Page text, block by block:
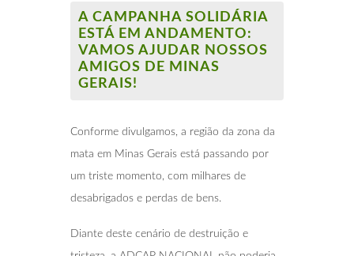
A CAMPANHA SOLIDÁRIA
ESTÁ EM ANDAMENTO:
VAMOS AJUDAR NOSSOS
AMIGOS DE MINAS
GERAIS!
Conforme divulgamos, a região da zona da
mata em Minas Gerais está passando por
um triste momento, com milhares de
desabrigados e perdas de bens.
Diante deste cenário de destruição e